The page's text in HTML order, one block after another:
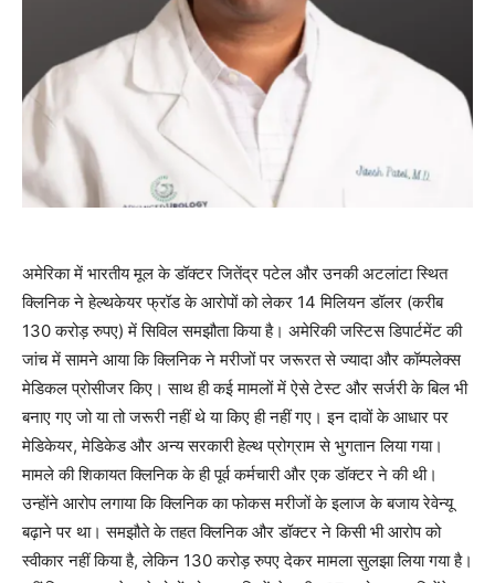
अमेरिका में भारतीय मूल के डॉक्टर जितेंद्र पटेल और उनकी अटलांटा स्थित
क्लिनिक ने हेल्थकेयर फ्रॉड के आरोपों को लेकर 14 मिलियन डॉलर (करीब
130 करोड़ रुपए) में सिविल समझौता किया है। अमेरिकी जस्टिस डिपार्टमेंट की
जांच में सामने आया कि क्लिनिक ने मरीजों पर जरूरत से ज्यादा और कॉम्पलेक्स
मेडिकल प्रोसीजर किए। साथ ही कई मामलों में ऐसे टेस्ट और सर्जरी के बिल भी
बनाए गए जो या तो जरूरी नहीं थे या किए ही नहीं गए। इन दावों के आधार पर
मेडिकेयर, मेडिकेड और अन्य सरकारी हेल्थ प्रोग्राम से भुगतान लिया गया।
मामले की शिकायत क्लिनिक के ही पूर्व कर्मचारी और एक डॉक्टर ने की थी।
उन्होंने आरोप लगाया कि क्लिनिक का फोकस मरीजों के इलाज के बजाय रेवेन्यू
बढ़ाने पर था। समझौते के तहत क्लिनिक और डॉक्टर ने किसी भी आरोप को
स्वीकार नहीं किया है, लेकिन 130 करोड़ रुपए देकर मामला सुलझा लिया गया है।